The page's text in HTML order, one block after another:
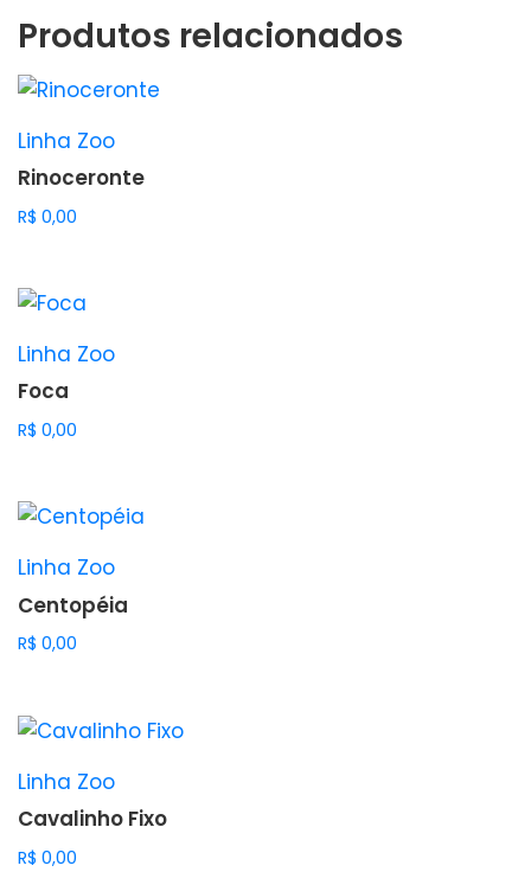
Produtos relacionados
Linha Zoo
Rinoceronte
R$ 0,00
Linha Zoo
Foca
R$ 0,00
Linha Zoo
Centopéia
R$ 0,00
Linha Zoo
Cavalinho Fixo
R$ 0,00